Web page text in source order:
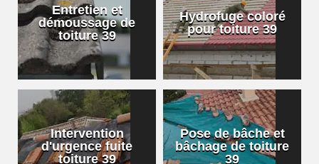
Entretien et
démoussage de
toiture 39
Hydrofuge coloré
pour toiture 39
Intervention
d'urgence fuite
toiture 39
Pose de bâche et
bâchage de toiture
39